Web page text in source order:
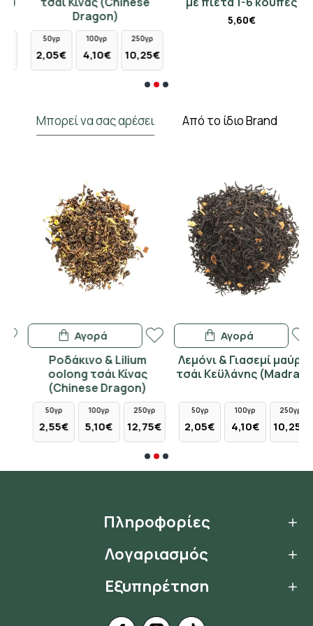
Dragon)
50γρ
2,05€
100γρ
4,10€
250γρ
10,25€
5,60€
Μπορεί να σας αρέσει Από το ίδιο Brand
Ροδάκινο & Lilium
oolong τσάι Κίνας
(Chinese Dragon)
50γρ
2,55€
100γρ
5,10€
250γρ
12,75€
Αγορά
Λεμόνι & Γιασεμί μαύρο
τσάι Κεϋλάνης (Madras)
50γρ
2,05€
100γρ
4,10€
250γρ
10,25€
Αγορά
Πληροφορίες
Λογαριασμός
Εξυπηρέτηση